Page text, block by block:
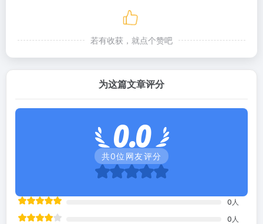
若有收获，就点个赞吧
为这篇文章评分
0.0
共0位网友评分
0 人
0 人